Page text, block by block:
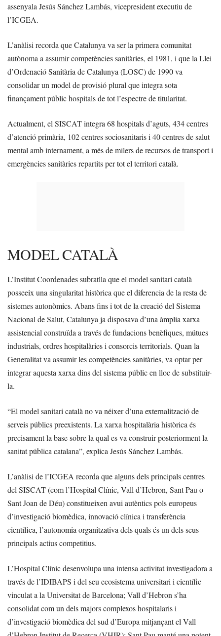
assenyala Jesús Sánchez Lambás, vicepresident executiu de
l’ICGEA.
L’anàlisi recorda que Catalunya va ser la primera comunitat
autònoma a assumir competències sanitàries, el 1981, i que la Llei
d’Ordenació Sanitària de Catalunya (LOSC) de 1990 va
consolidar un model de provisió plural que integra sota
finançament públic hospitals de tot l’espectre de titularitat.
Actualment, el SISCAT integra 68 hospitals d’aguts, 434 centres
d’atenció primària, 102 centres sociosanitaris i 40 centres de salut
mental amb internament, a més de milers de recursos de transport i
emergències sanitàries repartits per tot el territori català.
MODEL CATALÀ
L’Institut Coordenades subratlla que el model sanitari català
posseeix una singularitat històrica que el diferencia de la resta de
sistemes autonòmics. Abans fins i tot de la creació del Sistema
Nacional de Salut, Catalunya ja disposava d’una àmplia xarxa
assistencial construïda a través de fundacions benèfiques, mútues
industrials, ordres hospitalàries i consorcis territorials. Quan la
Generalitat va assumir les competències sanitàries, va optar per
integrar aquesta xarxa dins del sistema públic en lloc de substituir-
la.
“El model sanitari català no va néixer d’una externalització de
serveis públics preexistents. La xarxa hospitalària històrica és
precisament la base sobre la qual es va construir posteriorment la
sanitat pública catalana”, explica Jesús Sánchez Lambás.
L’anàlisi de l’ICGEA recorda que alguns dels principals centres
del SISCAT (com l’Hospital Clínic, Vall d’Hebron, Sant Pau o
Sant Joan de Déu) constitueixen avui autèntics pols europeus
d’investigació biomèdica, innovació clínica i transferència
científica, l’autonomia organitzativa dels quals és un dels seus
principals actius competitius.
L’Hospital Clínic desenvolupa una intensa activitat investigadora a
través de l’IDIBAPS i del seu ecosistema universitari i científic
vinculat a la Universitat de Barcelona; Vall d’Hebron s’ha
consolidat com un dels majors complexos hospitalaris i
d’investigació biomèdica del sud d’Europa mitjançant el Vall